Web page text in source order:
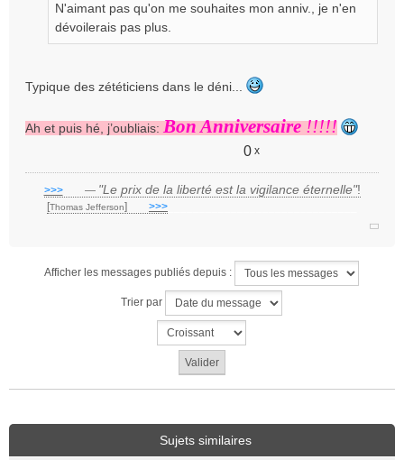
n
u
N'aimant pas qu'on me souhaites mon anniv., je n'en
dévoilerais pas plus.
Typique des zététiciens dans le déni...
Ah et puis hé, j’oubliais: Bon Anniversaire!!!!!
0 x
>>>___ — "Le prix de la liberté est la vigilance éternelle"!
[Thomas Jefferson] >>>
Afficher les messages publiés depuis :
Trier par
Sujets similaires